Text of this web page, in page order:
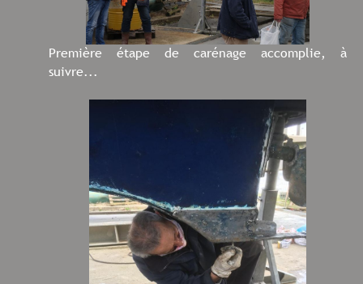
Première étape de carénage accomplie, à
suivre...